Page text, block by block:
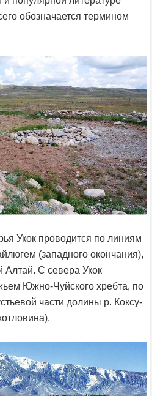
обозначается термином
Укок проводится по линиям
(западного окончания),
С севера Укок
Южно-Чуйского хребта, по
части долины р. Коксу-